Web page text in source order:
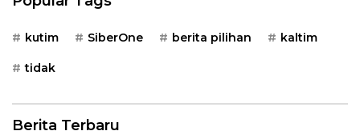
kutim SiberOne berita pilihan kaltim
tidak
Berita Terbaru